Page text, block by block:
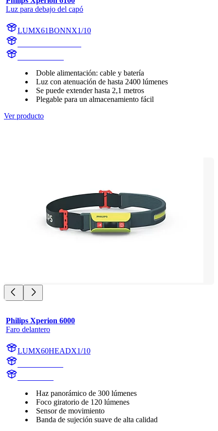
Luz para debajo del capó
LUMX61BONNX1/10
Doble alimentación: cable y batería
Luz con atenuación de hasta 2400 lúmenes
Se puede extender hasta 2,1 metros
Plegable para un almacenamiento fácil
Ver producto
Philips Xperion 6000
Faro delantero
LUMX60HEADX1/10
Haz panorámico de 300 lúmenes
Foco giratorio de 120 lúmenes
Sensor de movimiento
Banda de sujeción suave de alta calidad